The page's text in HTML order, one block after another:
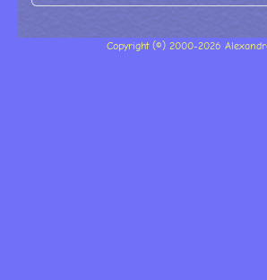
Copyright (©) 2000-2026